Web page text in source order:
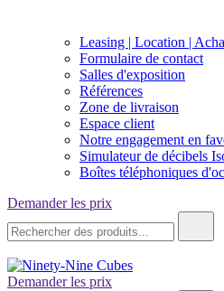
Leasing | Location |
Formulaire de contact
Salles d'exposition
Références
Zone de livraison
Espace client
Notre engagement en
Simulateur de décibels
Boîtes téléphoniques
Demander les prix
de
Demander les prix